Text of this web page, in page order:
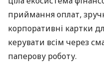
приймання оплат,
корпоративні картки
керувати всім через
паперову роботу.